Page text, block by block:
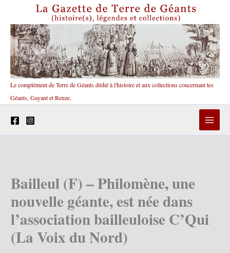
contenu
Le complément de Terre de Géants dédié à l'histoire et aux collections concernant les
Géants, Gayant et Reuze.
Bailleul (F) – Philomène, une
nouvelle géante, est née dans
l’association bailleuloise C’Qui
(La Voix du Nord)